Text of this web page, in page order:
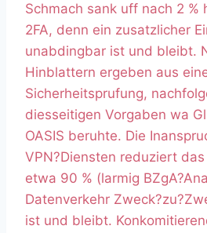
Schmach sank uff nach 2 %
2FA, denn ein zusatzlicher
unabdingbar ist und bleibt.
Hinblattern ergeben aus
Sicherheitsprufung,
diesseitigen Vorgaben wa
OASIS beruhte. Die
VPN?Diensten reduziert
etwa 90 % (larmig
Datenverkehr
ist und bleibt.